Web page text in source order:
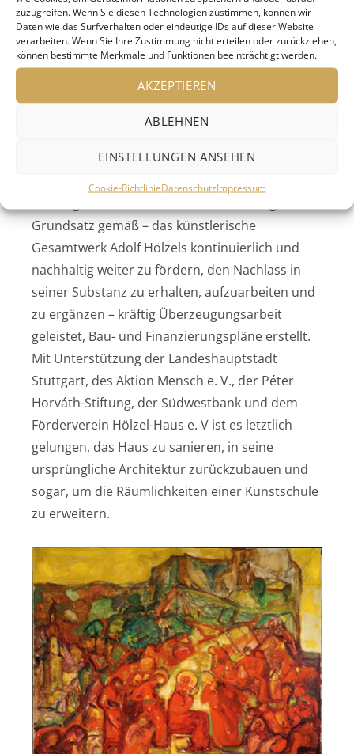
zuzugreifen. Wenn Sie diesen Technologien zustimmen, können wir
Daten wie das Surfverhalten oder eindeutige IDs auf dieser Website
verarbeiten. Wenn Sie Ihre Zustimmung nicht erteilen oder zurückziehen,
können bestimmte Merkmale und Funktionen beeinträchtigt werden.
AKZEPTIEREN
ABLEHNEN
EINSTELLUNGEN ANSEHEN
Cookie-RichtlinieDatenschutzImpressum
Ohne Titel, um 1925 – Foto: Adolf-Hölzel-Stiftung
Nach dem Tod des Hausherrn wurde es still um
das Gebäude, bis 2005 die Enkelin des Malers,
Doris Dieckmann-Hölzel, die gemeinnützige
Tod 2010 den gesamten künstlerischen Nachlass
inklusive Immobilie der Stiftung vermachte. In
Grundsatz gemäß – das künstlerische
Gesamtwerk Adolf Hölzels kontinuierlich und
nachhaltig weiter zu fördern, den Nachlass in
seiner Substanz zu erhalten, aufzuarbeiten und
zu ergänzen – kräftig Überzeugungsarbeit
geleistet, Bau- und Finanzierungspläne erstellt.
Mit Unterstützung der Landeshauptstadt
Stuttgart, des Aktion Mensch e. V., der Péter
Horváth-Stiftung, der Südwestbank und dem
Förderverein Hölzel-Haus e. V ist es letztlich
gelungen, das Haus zu sanieren, in seine
ursprüngliche Architektur zurückzubauen und
sogar, um die Räumlichkeiten einer Kunstschule
zu erweitern.